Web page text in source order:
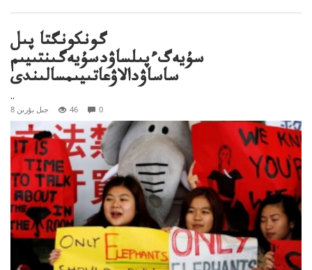
گونكونگتا پىل
سۇيەگءپىلساۋدسۇيەگىنتىيىم
ساساۋدالاۋعاتىيىمسالىندى
..
8 جىل بۇرىن 46 0